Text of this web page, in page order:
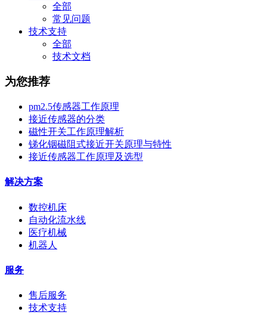
全部
常见问题
技术支持
全部
技术文档
为您推荐
pm2.5传感器工作原理
接近传感器的分类
磁性开关工作原理解析
锑化铟磁阻式接近开关原理与特性
接近传感器工作原理及选型
解决方案
数控机床
自动化流水线
医疗机械
机器人
服务
售后服务
技术支持